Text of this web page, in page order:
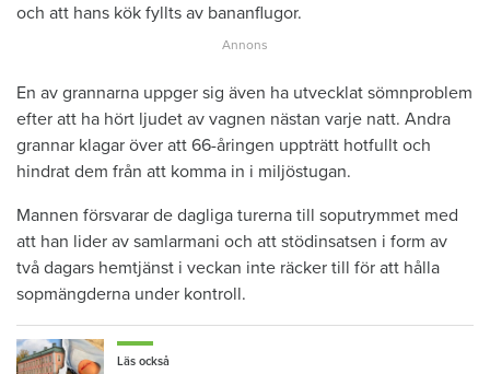
och att hans kök fyllts av bananflugor.
En av grannarna uppger sig även ha utvecklat sömnproblem
efter att ha hört ljudet av vagnen nästan varje natt. Andra
grannar klagar över att 66-åringen uppträtt hotfullt och
hindrat dem från att komma in i miljöstugan.
Mannen försvarar de dagliga turerna till soputrymmet med
att han lider av samlarmani och att stödinsatsen i form av
två dagars hemtjänst i veckan inte räcker till för att hålla
sopmängderna under kontroll.
Läs också